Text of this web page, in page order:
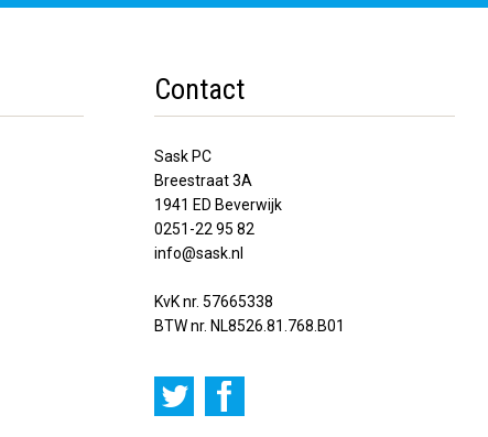
Contact
Sask PC
Breestraat 3A
1941 ED Beverwijk
0251-22 95 82
info@sask.nl
KvK nr. 57665338
BTW nr. NL8526.81.768.B01